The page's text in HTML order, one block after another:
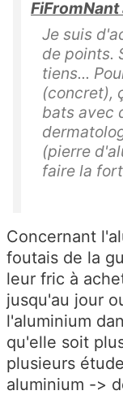
FiFromNant
Je suis
de points.
tiens...
(concret),
bats avec
(pierre
faire la
Concernant
foutais de la
leur fric à
jusqu'au jour
l'aluminium
qu'elle soit
plusieurs
aluminium ->